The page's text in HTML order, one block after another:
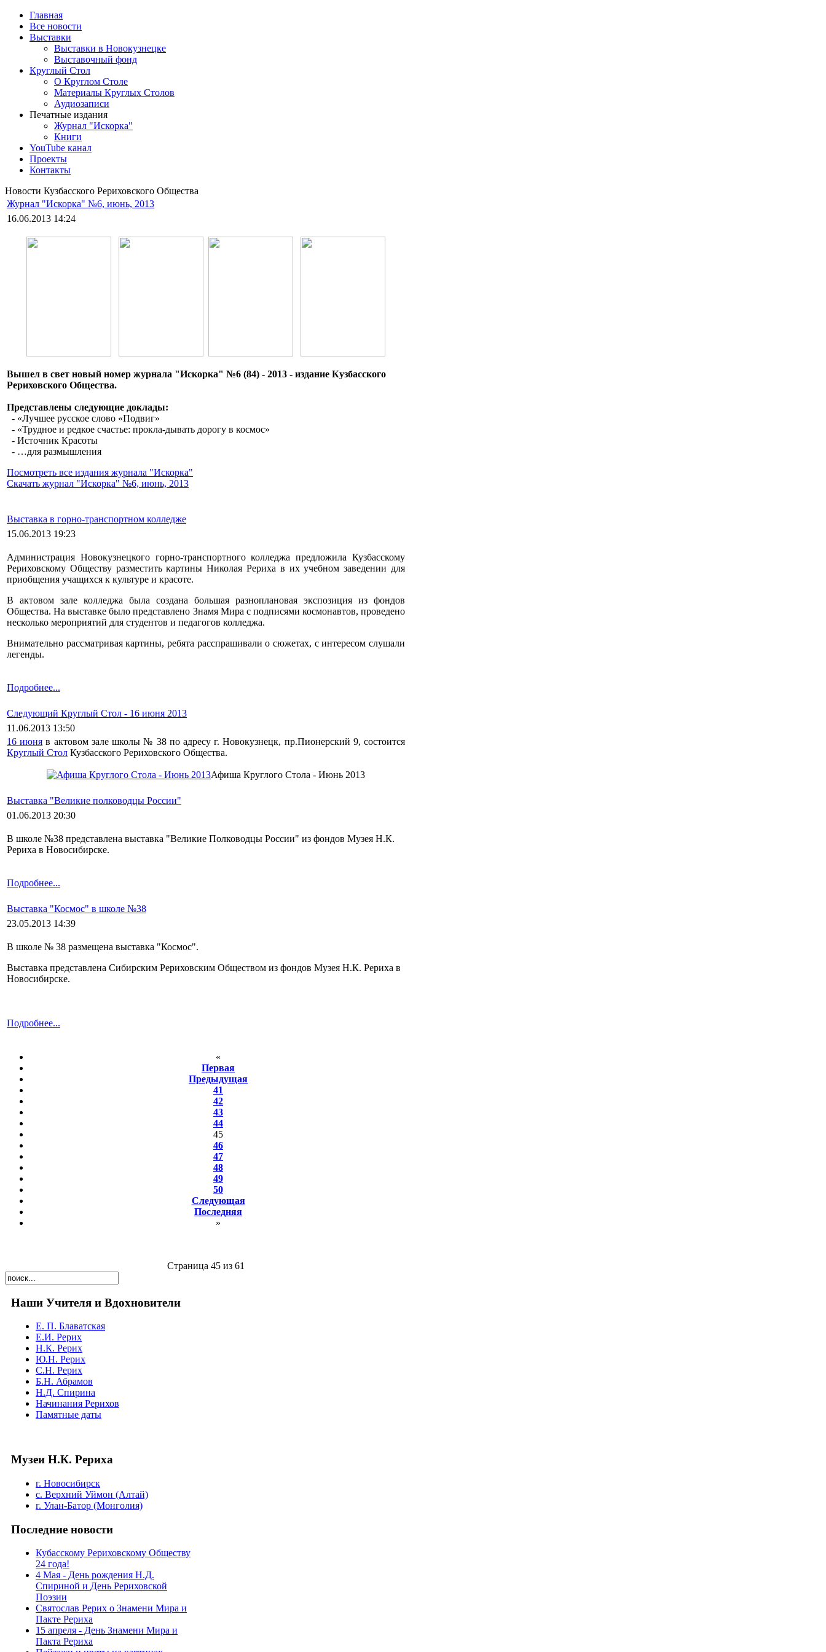
Главная
Все новости
Выставки
Выставки в Новокузнецке
Выставочный фонд
Круглый Стол
О Круглом Столе
Материалы Круглых Столов
Аудиозаписи
Печатные издания
Журнал "Искорка"
Книги
YouTube канал
Проекты
Контакты
Новости Кузбасского Рериховского Общества
Журнал "Искорка" №6, июнь, 2013
16.06.2013 14:24
Вышел в свет новый номер журнала "Искорка" №6 (84) - 2013 - издание Кузбасского
Рериховского Общества.
Представлены следующие доклады:
- «Лучшее русское слово «Подвиг»
- «Трудное и редкое счастье: прокла-дывать дорогу в космос»
- Источник Красоты
- …для размышления
Посмотреть все издания журнала "Искорка"
Скачать журнал "Искорка" №6, июнь, 2013
Выставка в горно-транспортном колледже
15.06.2013 19:23
Администрация Новокузнецкого горно-транспортного колледжа предложила Кузбасскому
Рериховскому Обществу разместить картины Николая Рериха в их учебном заведении для
приобщения учащихся к культуре и красоте.
В актовом зале колледжа была создана большая разноплановая экспозиция из фондов
Общества. На выставке было представлено Знамя Мира с подписями космонавтов, проведено
несколько мероприятий для студентов и педагогов колледжа.
Внимательно рассматривая картины, ребята расспрашивали о сюжетах, с интересом слушали
легенды.
Подробнее...
Следующий Круглый Стол - 16 июня 2013
11.06.2013 13:50
16 июня в актовом зале школы № 38 по адресу г. Новокузнецк, пр.Пионерский 9, состоится
Круглый Стол Кузбасского Рериховского Общества.
Афиша Круглого Стола - Июнь 2013
Выставка "Великие полководцы России"
01.06.2013 20:30
В школе №38 представлена выставка "Великие Полководцы России" из фондов Музея Н.К.
Рериха в Новосибирске.
Подробнее...
Выставка "Космос" в школе №38
23.05.2013 14:39
В школе № 38 размещена выставка "Космос".
Выставка представлена Сибирским Рериховским Обществом из фондов Музея Н.К. Рериха в
Новосибирске.
Подробнее...
«
Первая
Предыдущая
41
42
43
44
45
46
47
48
49
50
Следующая
Последняя
»
Страница 45 из 61
Наши Учителя и Вдохновители
Е. П. Блаватская
Е.И. Рерих
Н.К. Рерих
Ю.Н. Рерих
С.Н. Рерих
Б.Н. Абрамов
Н.Д. Спирина
Начинания Рерихов
Памятные даты
Музеи Н.К. Рериха
г. Новосибирск
с. Верхний Уймон (Алтай)
г. Улан-Батор (Монголия)
Последние новости
Кубасскому Рериховскому Обществу
24 года!
4 Мая - День рождения Н.Д.
Спириной и День Рериховской
Поэзии
Святослав Рерих о Знамени Мира и
Пакте Рериха
15 апреля - День Знамени Мира и
Пакта Рериха